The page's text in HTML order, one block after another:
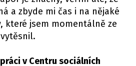
a zbyde mi čas i na nějaké
které jsem momentálně ze
v Centru sociálních